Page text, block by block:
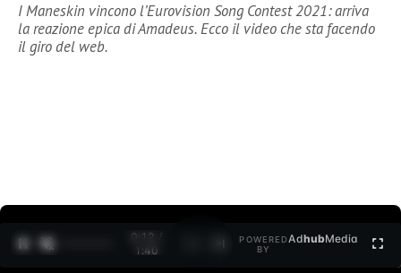
I Maneskin vincono l’Eurovision Song Contest 2021: arriva
la reazione epica di Amadeus. Ecco il video che sta facendo
il giro del web.
0:12 /
1:40
POWERED
BY
AdhubMedia